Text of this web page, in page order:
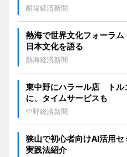
船場経済新聞
熱海で世界文化フォーラ
日本文化を語る
熱海経済新聞
東中野にハラール店 トル
に、タイムサービスも
中野経済新聞
狭山で初心者向けAI活用
実践法紹介